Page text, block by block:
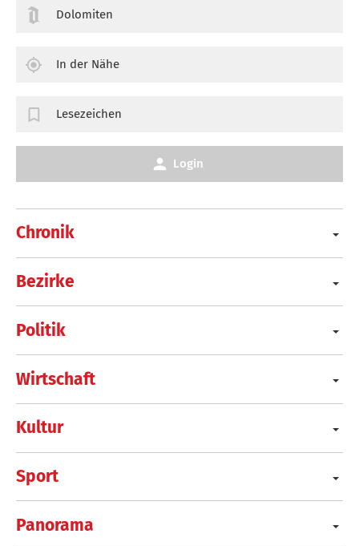
Chronik
Bezirke
Politik
Wirtschaft
Kultur
Sport
Panorama
Dolomiten
In der Nähe
Lesezeichen
Login